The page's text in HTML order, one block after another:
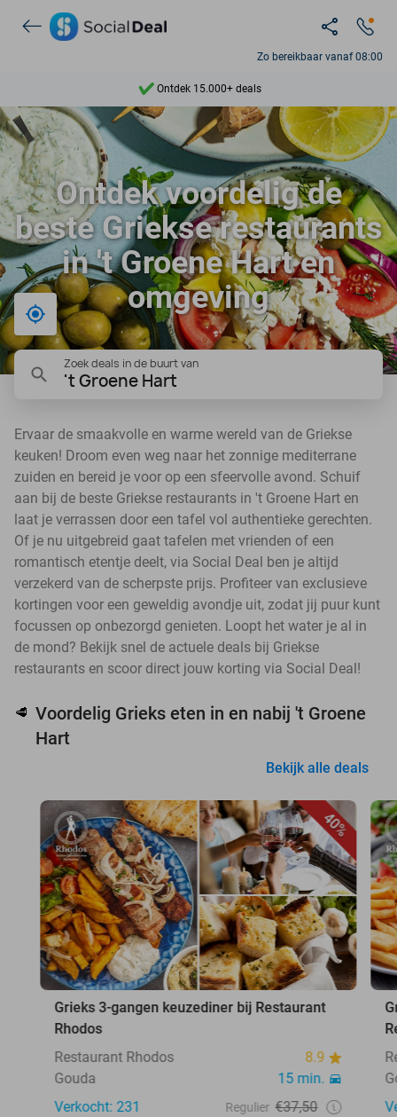
Zo bereikbaar vanaf 08:00
Ontdek 15.000+ deals
7 dagen per week beschikbaar
10+ miljoen leden
9,4
Ontdek 15.000+ deals
Ontdek voordelig de
beste Griekse restaurants
in 't Groene Hart en
omgeving
Bij mij in de buurt
Zoek deals in de buurt van
't Groene Hart
Ervaar de smaakvolle en warme wereld van de Griekse
keuken! Droom even weg naar het zonnige mediterrane
zuiden en bereid je voor op een sfeervolle avond. Schuif
aan bij de beste Griekse restaurants in 't Groene Hart en
laat je verrassen door een tafel vol authentieke gerechten.
Of je nu uitgebreid gaat tafelen met vrienden of een
romantisch etentje deelt, via Social Deal ben je altijd
verzekerd van de scherpste prijs. Profiteer van exclusieve
kortingen voor een geweldig avondje uit, zodat jij puur kunt
focussen op onbezorgd genieten. Loopt het water je al in
de mond? Bekijk snel de actuele deals bij Griekse
restaurants en scoor direct jouw korting via Social Deal!
🥩 Voordelig Grieks eten in en nabij 't Groene
Hart
Bekijk alle deals
40%
Grieks 3-gangen keuzediner bij Restaurant
Rhodos
Restaurant Rhodos
8.9
Gouda
15 min.
Verkocht: 231
Regulier €37,50